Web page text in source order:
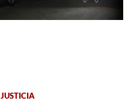
JUSTICIA